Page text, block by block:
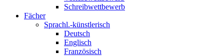
Schreibwettbewerb
Fächer
Sprachl.-künstlerisch
Deutsch
Englisch
Französisch